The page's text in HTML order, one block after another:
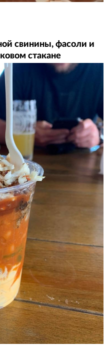
свинины, фасоли и
стакане